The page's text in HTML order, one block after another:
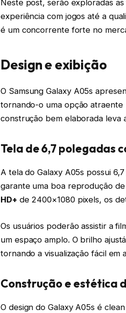
Neste post, serão exploradas
experiência com jogos até a
é um concorrente forte no
Design e exibição
O Samsung Galaxy A05s
tornando-o uma opção atraente
construção bem elaborada leva
Tela de 6,7 polegadas
A tela do Galaxy A05s possui
garante uma boa reprodução
HD+ de 2400×1080 pixels, os
Os usuários poderão assistir a
um espaço amplo. O brilho
tornando a visualização fácil em
Construção e estética
O design do Galaxy A05s é